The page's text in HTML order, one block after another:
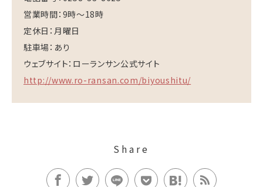
営業時間：9時～18時
定休日：月曜日
駐車場：あり
ウェブサイト：ローランサン公式サイト
http://www.ro-ransan.com/biyoushitu/
Share